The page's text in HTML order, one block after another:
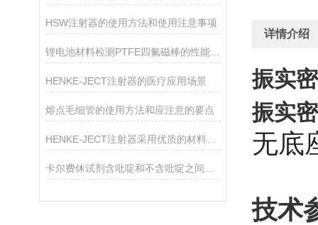
HSW注射器的使用方法和使用注意事项
锂电池材料检测PTFE四氟磁棒的性能特点分析
HENKE-JECT注射器的医疗应用场景
熔点毛细管的使用方法和应注意的要点
HENKE-JECT注射器采用优质的材料进行制造
详情介绍
振实
振实
无底
技术